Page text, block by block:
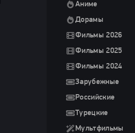
Аниме
Дорамы
Фильмы 2026
Фильмы 2025
Фильмы 2024
Зарубежные
Российские
Турецкие
Мультфильмы